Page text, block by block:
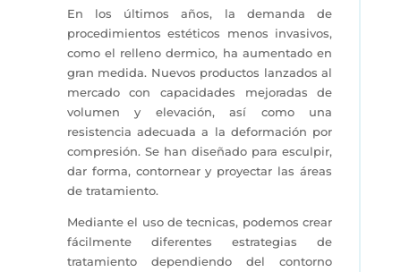
En los últimos años, la demanda de
procedimientos estéticos menos invasivos,
como el relleno dermico, ha aumentado en
gran medida. Nuevos productos lanzados al
mercado con capacidades mejoradas de
volumen y elevación, así como una
resistencia adecuada a la deformación por
compresión. Se han diseñado para esculpir,
dar forma, contornear y proyectar las áreas
de tratamiento.
Mediante el uso de tecnicas, podemos crear
fácilmente diferentes estrategias de
tratamiento dependiendo del contorno